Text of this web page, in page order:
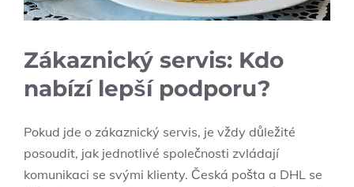
Zákaznický servis: Kdo
nabízí lepší podporu?
Pokud jde o zákaznický servis, je vždy důležité
posoudit, jak jednotlivé společnosti zvládají
komunikaci se svými klienty. Česká pošta a DHL se